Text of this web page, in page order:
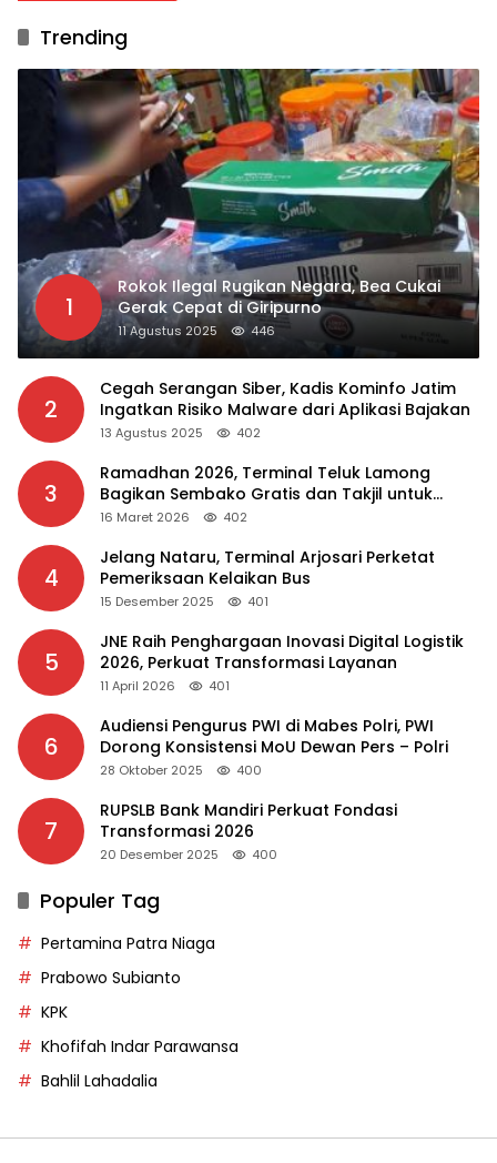
Trending
1
Rokok Ilegal Rugikan Negara, Bea Cukai
Gerak Cepat di Giripurno
11 Agustus 2025 446
2
Cegah Serangan Siber, Kadis Kominfo Jatim
Ingatkan Risiko Malware dari Aplikasi Bajakan
13 Agustus 2025 402
3
Ramadhan 2026, Terminal Teluk Lamong
Bagikan Sembako Gratis dan Takjil untuk
Masyarakat
16 Maret 2026 402
4
Jelang Nataru, Terminal Arjosari Perketat
Pemeriksaan Kelaikan Bus
15 Desember 2025 401
5
JNE Raih Penghargaan Inovasi Digital Logistik
2026, Perkuat Transformasi Layanan
11 April 2026 401
6
Audiensi Pengurus PWI di Mabes Polri, PWI
Dorong Konsistensi MoU Dewan Pers – Polri
28 Oktober 2025 400
7
RUPSLB Bank Mandiri Perkuat Fondasi
Transformasi 2026
20 Desember 2025 400
Populer Tag
Pertamina Patra Niaga
Prabowo Subianto
KPK
Khofifah Indar Parawansa
Bahlil Lahadalia